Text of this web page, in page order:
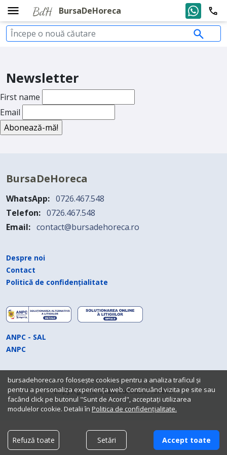
BursaDeHoreca
Newsletter
First name
Email
bursadehoreca.ro folosește cookies pentru a analiza traficul și
pentru a personaliza experiența web. Continuând vizita pe site sau
facând click pe butonul "Sunt de Acord", acceptați utilizarea
modulelor cookie. Detalii în Politica de confidențialitate.
Refuză toate Setări Accept toate
BursaDeHoreca
WhatsApp: 0726.467.548
Telefon: 0726.467.548
Email: contact@bursadehoreca.ro
Despre noi
Contact
Politică de confidențialitate
ANPC - SAL
ANPC
Copyright © 2026 BursaDeHoreca